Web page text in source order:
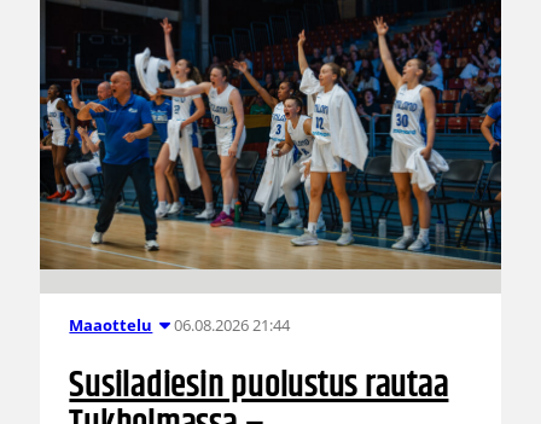
Maaottelu 06.08.2026 21:44
Susiladiesin puolustus rautaa